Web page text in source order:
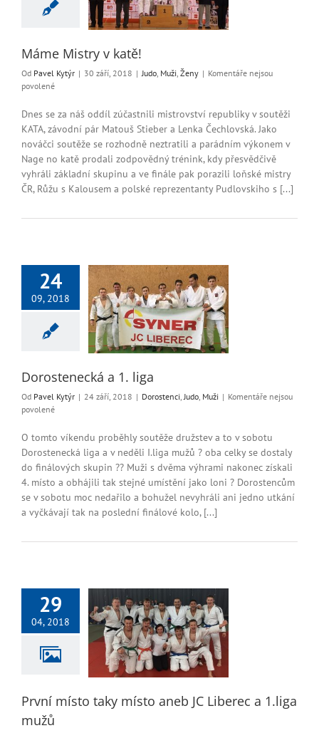
Ženy
Máme Mistry v katě!
Od Pavel Kytýr | 30 září, 2018 | Judo, Muži, Ženy | Komentáře nejsou
povolenéu
s
názvem
Mistry
v
katě!
Dnes se za náš oddíl zúčastnili mistrovství republiky v soutěži
KATA, závodní pár Matouš Stieber a Lenka Čechlovská. Jako
nováčci soutěže se rozhodně neztratili a parádním výkonem v
Nage no katě prodali zodpovědný trénink, kdy přesvědčivě
vyhráli základní skupinu a ve finále pak porazili loňské mistry
ČR, Růžu s Kalousem a polské reprezentanty Pudlovskiho s [...]
24
09, 2018
Muži
Dorostenecká a 1. liga
Od Pavel Kytýr | 24 září, 2018 | Dorostenci,Judo, Muži | Komentáře nejsou
povolenéu
s
názvem
Dorostenecká
a
1.
liga
O tomto víkendu proběhly soutěže družstev a to v sobotu
Dorostenecká liga a v neděli I.liga mužů ? oba celky se dostaly
do finálových skupin ?? Muži s dvěma výhrami nakonec získali
4. místo a obhájili tak stejné umístění jako loni ? Dorostencům
se v sobotu moc nedařilo a bohužel nevyhráli ani jedno utkání
a vyčkávají tak na poslední finálové kolo, [...]
29
04, 2018
taky místo
První místo taky místo aneb JC Liberec a 1.liga
mužů